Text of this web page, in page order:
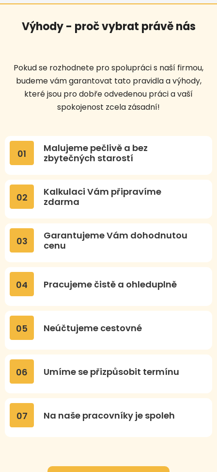
Výhody - proč vybrat právě nás
Pokud se rozhodnete pro spolupráci s naší firmou,
budeme vám garantovat tato pravidla a výhody,
které jsou pro dobře odvedenou práci a vaší
spokojenost zcela zásadní!
01
Malujeme pečlivě a bez
zbytečných starostí
02
Kalkulaci Vám připravíme
zdarma
03
Garantujeme Vám dohodnutou
cenu
04 Pracujeme čistě a ohleduplně
05 Neúčtujeme cestovné
06 Umíme se přizpůsobit termínu
07 Na naše pracovníky je spoleh